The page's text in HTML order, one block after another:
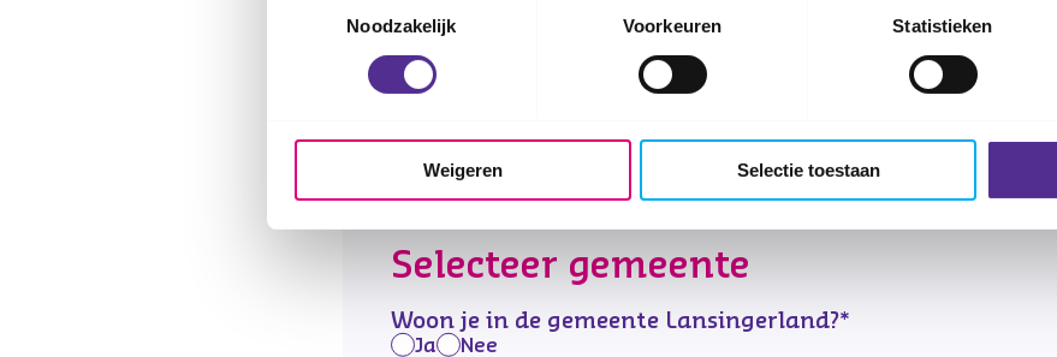
Noodzakelijk
Voorkeuren Statistieken
Weigeren Selectie toestaan
verantwoordelijk voor de inhoud en kwaliteit
Na inschrijving ontvang je meer praktische informatie.
Selecteer gemeente
Woon je in de gemeente Lansingerland?*
Ja Nee